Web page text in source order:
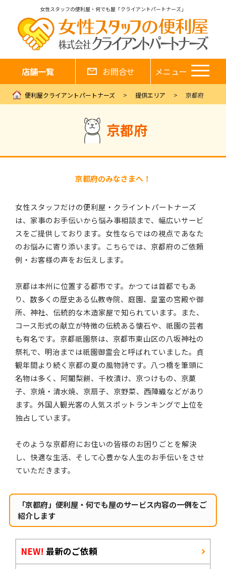
女性スタッフの便利屋・何でも屋「クライアントパートナーズ」
店舗一覧 お問合せ メニュー
便利屋クライアントパートナーズ 提供エリア 京都府
京都府
京都府のみなさまへ！
女性スタッフだけの便利屋・クライントパートナーズ
は、家事のお手伝いから悩み事相談まで、幅広いサービ
スをご提供しております。女性ならではの視点であなた
のお悩みに寄り添います。こちらでは、京都府のご依頼
例・お客様の声をお伝えします。
京都は本州に位置する都市です。かつては首都でもあ
り、数多くの歴史ある仏教寺院、庭園、皇室の宮殿や御
所、神社、伝統的な木造家屋で知られています。また、
コース形式の献立が特徴の伝統ある懐石や、祇園の芸者
も有名です。京都祇園祭は、京都市東山区の八坂神社の
祭礼で、明治までは祇園御霊会と呼ばれていました。貞
観年間より続く京都の夏の風物詩です。八つ橋を筆頭に
名物は多く、阿闍梨餅、千枚漬け、京つけもの、京菓
子、京焼・清水焼、京扇子、京野菜、西陣織などがあり
ます。外国人観光客の人気スポットランキングで上位を
独占しています。
そのような京都府にお住いの皆様のお困りごとを解決
し、快適な生活、そして心豊かな人生のお手伝いをさせ
ていただきます。
「京都府」便利屋・何でも屋のサービス内容の一例をご
紹介します
NEW! 最新のご依頼